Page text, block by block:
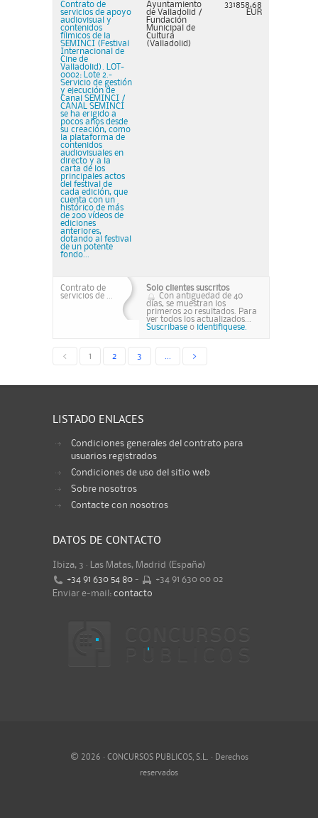
Contrato de
servicios de apoyo
audiovisual y
contenidos
fílmicos de la
SEMINCI (Festival
Internacional de
Cine de
Valladolid). LOT-
0002: Lote 2.-
Servicio de gestión
y ejecución de
Canal SEMINCI /
CANAL SEMINCI
se ha erigido a
pocos años desde
su creación, como
la plataforma de
contenidos
audiovisuales en
directo y a la
carta de los
principales actos
del festival de
cada edición, que
cuenta con un
histórico de más
de 200 vídeos de
ediciones
anteriores,
dotando al festival
de un potente
fondo...
Ayuntamiento
de Valladolid /
Fundación
Municipal de
Cultura
(Valladolid)
331858,68
EUR
Contrato de
servicios de ...
Solo clientes suscritos
Con antiguedad de 40
días, se muestran los
primeros 20 resultados. Para
ver todos los actualizados...
Suscribase o identifiquese.
< 1 2 3 >
LISTADO ENLACES
Condiciones generales del contrato para
usuarios registrados
Condiciones de uso del sitio web
Sobre nosotros
Contacte con nosotros
DATOS DE CONTACTO
Ibiza, 3 · Las Matas, Madrid (España)
+34 91 630 54 80 -
+34 91 630 00 02
Enviar e-mail: contacto
© 2026 · CONCURSOS PUBLICOS, S.L. · Derechos
reservados